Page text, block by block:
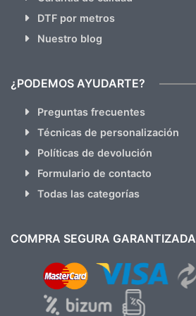
DTF por metros
Nuestro blog
¿PODEMOS AYUDARTE?
Preguntas frecuentes
Técnicas de personalización
Políticas de devolución
Formulario de contacto
Todas las categorías
COMPRA SEGURA GARANTIZADA